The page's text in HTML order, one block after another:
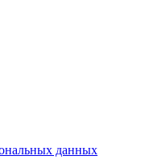
данных